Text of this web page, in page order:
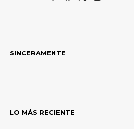
SINCERAMENTE
LO MÁS RECIENTE